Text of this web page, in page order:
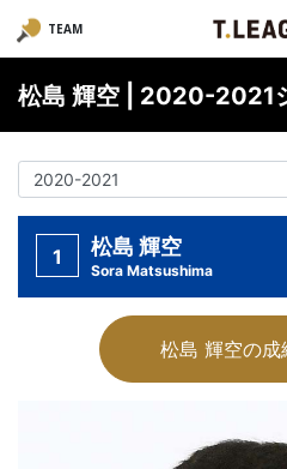
TEAM
松島 輝空 | 2020-2021
1 松島 輝空
Sora Matsushima
松島 輝空の成